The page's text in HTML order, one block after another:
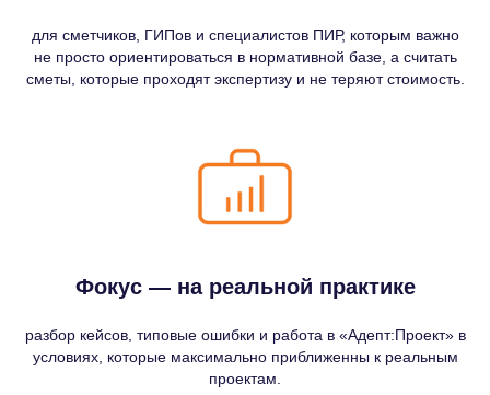
для сметчиков, ГИПов и специалистов ПИР, которым важно
не просто ориентироваться в нормативной базе, а считать
сметы, которые проходят экспертизу и не теряют стоимость.
Фокус — на реальной практике
разбор кейсов, типовые ошибки и работа в «Адепт:Проект» в
условиях, которые максимально приближенны к реальным
проектам.